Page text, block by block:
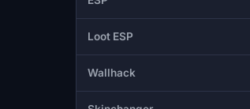
Loot ESP
Wallhack